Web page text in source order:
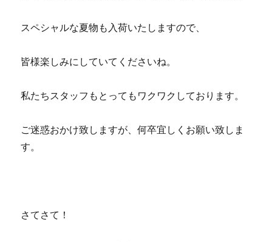
スペシャルな夏物も入荷いたしますので、
皆様楽しみにしていてくださいね。
私たちスタッフもとってもワクワクしております。
ご迷惑おかけ致しますが、何卒宜しくお願い致しま
す。
さてさて！